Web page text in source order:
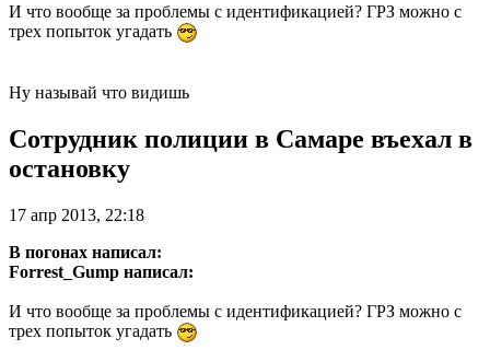
И что вообще за проблемы с идентификацией? ГРЗ можно с
трех попыток угадать
Ну называй что видишь
Сотрудник полиции в Самаре въехал в
остановку
17 апр 2013, 22:18
В погонах написал:
Forrest_Gump написал:
И что вообще за проблемы с идентификацией? ГРЗ можно с
трех попыток угадать